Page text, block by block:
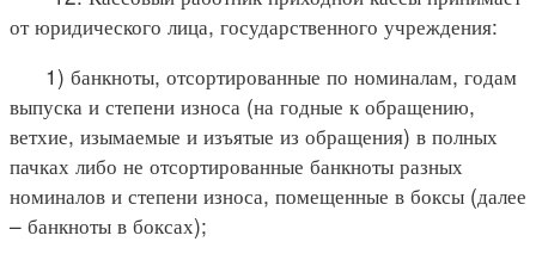
от юридического лица, государственного учреждения:
1) банкноты, отсортированные по номиналам, годам
выпуска и степени износа (на годные к обращению,
ветхие, изымаемые и изъятые из обращения) в полных
пачках либо не отсортированные банкноты разных
номиналов и степени износа, помещенные в боксы (далее
– банкноты в боксах);